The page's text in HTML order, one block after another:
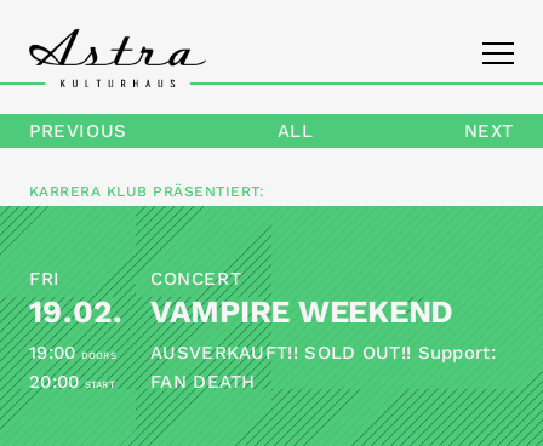
PROGRAM
THE ASTRA
CONTACT
PREVIOUS ALL NEXT
KARRERA KLUB PRÄSENTIERT:
FRI
19.02.
DOORS
19:00
START
20:00
CONCERT
VAMPIRE WEEKEND
AUSVERKAUFT!! SOLD OUT!! Support:
FAN DEATH